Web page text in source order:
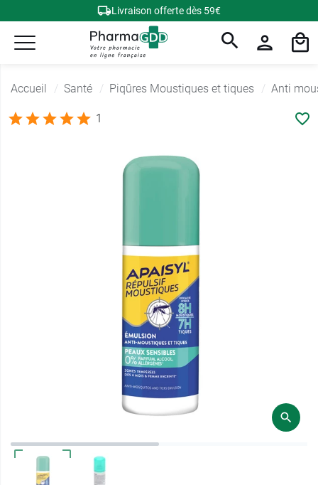
Livraison offerte dès 59€
Accueil Santé Piqûres Moustiques et tiques Anti
1